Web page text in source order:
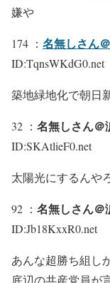
嫌や
174 ： 名無しさん
ID:TqnsWKdG0.net
築地緑地化で朝日
32 ： 名無しさん＠
ID:SKAtlieF0.net
太陽光にするんや
92 ： 名無しさん＠
ID:Jb18KxxR0.net
あんな超勝ち組し
底辺の共産党員が